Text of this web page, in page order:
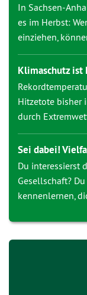
In Sachsen-
es im Herbst:
einziehen,
Klimaschutz ist
Hitzetote bisher
durch
Sei dabei!
Du interessierst
Gesellschaft?
kennenlernen,